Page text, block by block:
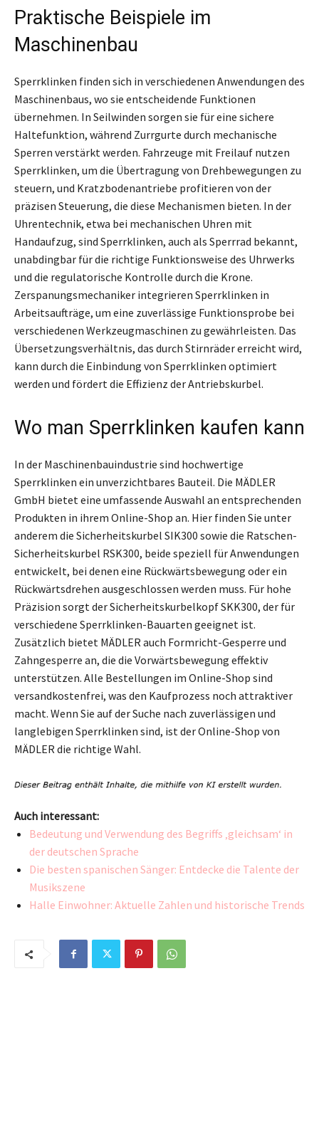
Praktische Beispiele im
Maschinenbau
Sperrklinken finden sich in verschiedenen Anwendungen des
Maschinenbaus, wo sie entscheidende Funktionen
übernehmen. In Seilwinden sorgen sie für eine sichere
Haltefunktion, während Zurrgurte durch mechanische
Sperren verstärkt werden. Fahrzeuge mit Freilauf nutzen
Sperrklinken, um die Übertragung von Drehbewegungen zu
steuern, und Kratzbodenantriebe profitieren von der
präzisen Steuerung, die diese Mechanismen bieten. In der
Uhrentechnik, etwa bei mechanischen Uhren mit
Handaufzug, sind Sperrklinken, auch als Sperrrad bekannt,
unabdingbar für die richtige Funktionsweise des Uhrwerks
und die regulatorische Kontrolle durch die Krone.
Zerspanungsmechaniker integrieren Sperrklinken in
Arbeitsaufträge, um eine zuverlässige Funktionsprobe bei
verschiedenen Werkzeugmaschinen zu gewährleisten. Das
Übersetzungsverhältnis, das durch Stirnräder erreicht wird,
kann durch die Einbindung von Sperrklinken optimiert
werden und fördert die Effizienz der Antriebskurbel.
Wo man Sperrklinken kaufen kann
In der Maschinenbauindustrie sind hochwertige
Sperrklinken ein unverzichtbares Bauteil. Die MÄDLER
GmbH bietet eine umfassende Auswahl an entsprechenden
Produkten in ihrem Online-Shop an. Hier finden Sie unter
anderem die Sicherheitskurbel SIK300 sowie die Ratschen-
Sicherheitskurbel RSK300, beide speziell für Anwendungen
entwickelt, bei denen eine Rückwärtsbewegung oder ein
Rückwärtsdrehen ausgeschlossen werden muss. Für hohe
Präzision sorgt der Sicherheitskurbelkopf SKK300, der für
verschiedene Sperrklinken-Bauarten geeignet ist.
Zusätzlich bietet MÄDLER auch Formricht-Gesperre und
Zahngesperre an, die die Vorwärtsbewegung effektiv
unterstützen. Alle Bestellungen im Online-Shop sind
versandkostenfrei, was den Kaufprozess noch attraktiver
macht. Wenn Sie auf der Suche nach zuverlässigen und
langlebigen Sperrklinken sind, ist der Online-Shop von
MÄDLER die richtige Wahl.
Auch interessant:
Bedeutung und Verwendung des Begriffs ‚gleichsam‘ in
der deutschen Sprache
Die besten spanischen Sänger: Entdecke die Talente der
Musikszene
Halle Einwohner: Aktuelle Zahlen und historische Trends